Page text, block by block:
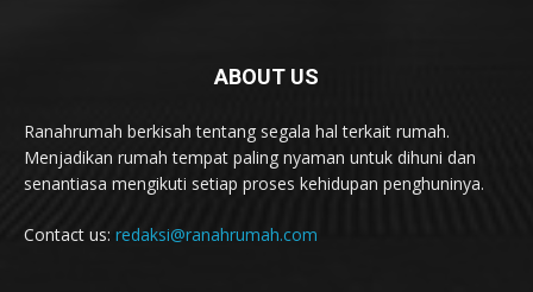
ABOUT US
Ranahrumah berkisah tentang segala hal terkait rumah.
Menjadikan rumah tempat paling nyaman untuk dihuni dan
senantiasa mengikuti setiap proses kehidupan penghuninya.
Contact us: redaksi@ranahrumah.com